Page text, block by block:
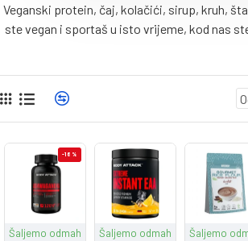
Veganski protein, čaj, kolačići, sirup, kruh,
ste vegan i sportaš u isto vrijeme, kod nas
-16 %
Šaljemo odmah Šaljemo odmah Šaljemo